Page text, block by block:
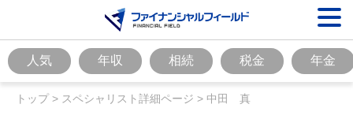
人気 年収 相続 税金 年金
トップ> スペシャリスト詳細ページ > 中田 真